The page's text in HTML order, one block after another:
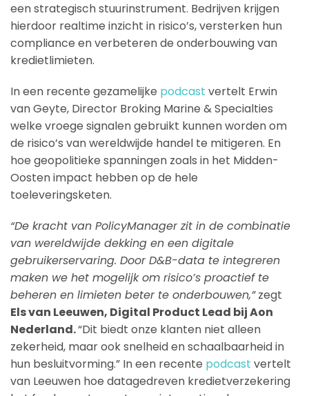
een strategisch stuurinstrument. Bedrijven krijgen
hierdoor realtime inzicht in risico’s, versterken hun
compliance en verbeteren de onderbouwing van
kredietlimieten.
In een recente gezamelijke podcast vertelt Erwin
van Geyte, Director Broking Marine & Specialties
welke vroege signalen gebruikt kunnen worden om
de risico’s van wereldwijde handel te mitigeren. En
hoe geopolitieke spanningen zoals in het Midden-
Oosten impact hebben op de hele
toeleveringsketen.
“De kracht van PolicyManager zit in de combinatie
van wereldwijde dekking en een digitale
gebruikerservaring. Door D&B-data te integreren
maken we het mogelijk om risico’s proactief te
beheren en limieten beter te onderbouwen,”zegt
Els van Leeuwen, Digital Product Lead bij Aon
Nederland.“Dit biedt onze klanten niet alleen
zekerheid, maar ook snelheid en schaalbaarheid in
hun besluitvorming.” In een recente podcast vertelt
van Leeuwen hoe datagedreven kredietverzekering